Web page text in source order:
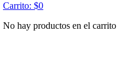
Carrito: $0
No hay productos en el carrito